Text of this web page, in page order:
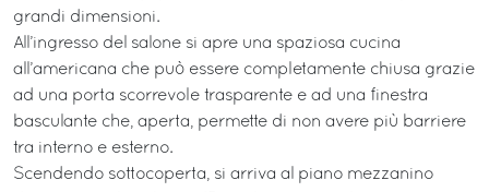
grandi dimensioni.
All’ingresso del salone si apre una spaziosa cucina
all’americana che può essere completamente chiusa grazie
ad una porta scorrevole trasparente e ad una finestra
basculante che, aperta, permette di non avere più barriere
tra interno e esterno.
Scendendo sottocoperta, si arriva al piano mezzanino